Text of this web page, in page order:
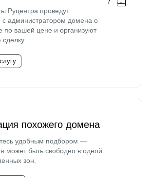
Руцентра проведут
с администратором домена о
по вашей цене и организуют
похожего домена
удобным подбором —
может быть свободно в одной
зон.